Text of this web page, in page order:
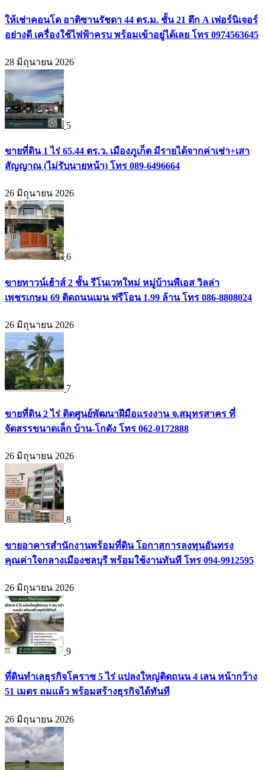
ให้เช่าคอนโด อาติซานรัชดา 44 ตร.ม. ชั้น 21 ตึก A เฟอร์นิเจอร์
อย่างดี เครื่องใช้ไฟฟ้าครบ พร้อมเข้าอยู่ได้เลย โทร 0974563645
28 มิถุนายน 2026
5
ขายที่ดิน 1 ไร่ 65.44 ตร.ว. เมืองภูเก็ต มีรายได้จากค่าเช่า+เสา
สัญญาณ (ไม่รับนายหน้า) โทร 089-6496664
26 มิถุนายน 2026
6
ขายทาวน์เฮ้าส์ 2 ชั้น รีโนเวทใหม่ หมู่บ้านพีเอส วิลล่า
เพชรเกษม 69 ติดถนนเมน ฟรีโอน 1.99 ล้าน โทร 086-8808024
26 มิถุนายน 2026
7
ขายที่ดิน 2 ไร่ ติดศูนย์พัฒนาฝีมือแรงงาน จ.สมุทรสาคร ที่
จัดสรรขนาดเล็ก บ้าน-โกดัง โทร 062-0172888
26 มิถุนายน 2026
8
ขายอาคารสำนักงานพร้อมที่ดิน โอกาสการลงทุนอันทรง
คุณค่าใจกลางเมืองชลบุรี พร้อมใช้งานทันที โทร 094-9912595
26 มิถุนายน 2026
9
ที่ดินทำเลธุรกิจโคราช 5 ไร่ แปลงใหญ่ติดถนน 4 เลน หน้ากว้าง
51 เมตร ถมแล้ว พร้อมสร้างธุรกิจได้ทันที
26 มิถุนายน 2026